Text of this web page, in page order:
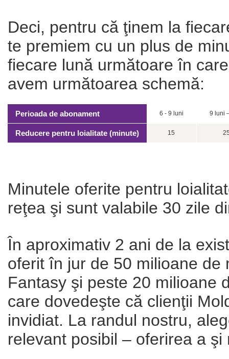
Deci, pentru că ţinem la
te premiem cu un plus de
fiecare lună următoare în
avem următoarea schemă:
Perioada de abonament 6 - 9 luni 9 luni
Reducere pentru loialitate (minute) 15
Minutele oferite pentru
reţea şi sunt valabile 30 zile
În aproximativ 2 ani de la
oferit în jur de 50 milioane de
Fantasy şi peste 20 milioane
care dovedeşte că clienţii
invidiat. La randul nostru,
relevant posibil – oferirea a